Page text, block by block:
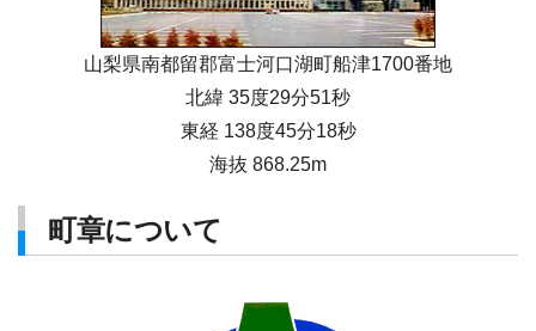
山梨県南都留郡富士河口湖町船津1700番地
北緯 35度29分51秒
東経 138度45分18秒
海抜 868.25m
町章について